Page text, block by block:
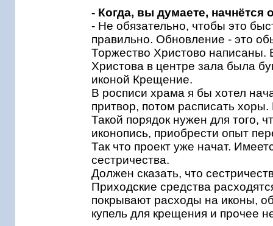
- Когда, вы думаете, начнётся
- Не обязательно, чтобы это
правильно. Обновление - это
Торжество Христово написаны.
Христова в центре зала была
иконой Крещение.
В росписи храма я бы хотел
притвор, потом расписать
Такой порядок нужен для того,
иконопись, приобрести опыт
Так что проект уже начат.
сестричества.
Должен сказать, что
Приходские средства
покрывают расходы на иконы,
купель для крещения и прочее